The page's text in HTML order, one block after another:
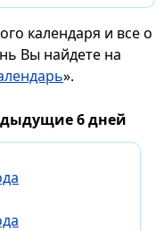
календаря и все о
Вы найдете на
».
6 дней